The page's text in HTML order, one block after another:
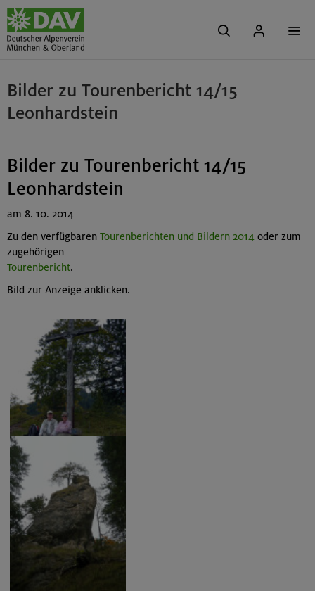
Bilder zu Tourenbericht 14/15
Leonhardstein
Bilder zu Tourenbericht 14/15
Leonhardstein
am 8. 10. 2014
Zu den verfügbaren Tourenberichten und Bildern 2014 oder zum
zugehörigen
Tourenbericht.
Bild zur Anzeige anklicken.